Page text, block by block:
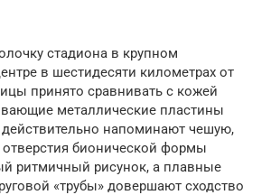
стадиона в крупном
в шестидесяти километрах от
принято сравнивать с кожей
металлические пластины
напоминают чешую,
отверстия бионической формы
ритмичный рисунок, а плавные
«трубы» довершают сходство